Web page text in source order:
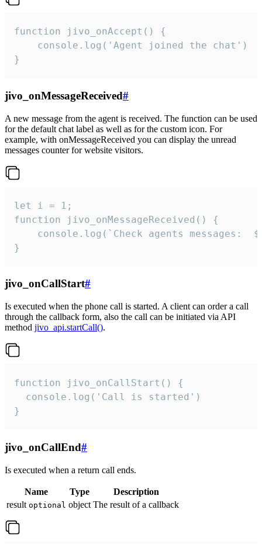
function jivo_onAccept() {
}
jivo_onMessageReceived#
A new message from the agent is received. The function can be used
for the default chat label as well as for the custom icon. For
example, with onMessageReceived you can display the unread
messages counter for website visitors.
let i = 1;
function jivo_onMessageReceived() {
}
jivo_onCallStart#
Is executed when the phone call is started. A client can order a call
through the callback form, also the call can be initiated via API
method jivo_api.startCall().
function jivo_onCallStart() {
  console.log('Call is started')
}
jivo_onCallEnd#
Is executed when a return call ends.
Name Type
Description
result optional object The result of a callback